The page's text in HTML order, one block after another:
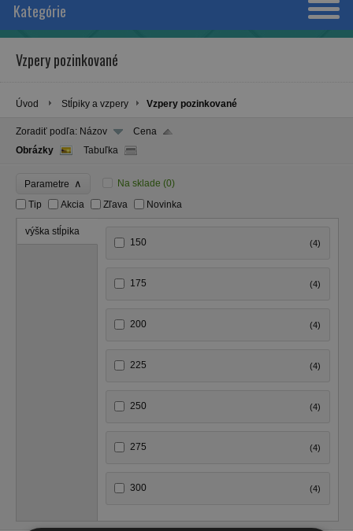
Kategórie
Vzpery pozinkované
Úvod Stĺpiky a vzpery Vzpery pozinkované
Zoradiť podľa: Názov
Cena
Obrázky
Tabuľka
Parametre ∧ Na sklade (0)
Tip
Akcia Zľava Novinka
výška stĺpika
150
(4)
175 (4)
200 (4)
225 (4)
250 (4)
275 (4)
300 (4)